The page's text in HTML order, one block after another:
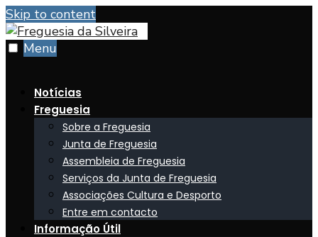
Skip to content
Menu
Notícias
Freguesia
Sobre a Freguesia
Junta de Freguesia
Assembleia de Freguesia
Serviços da Junta de Freguesia
Associações Cultura e Desporto
Entre em contacto
Informação Útil